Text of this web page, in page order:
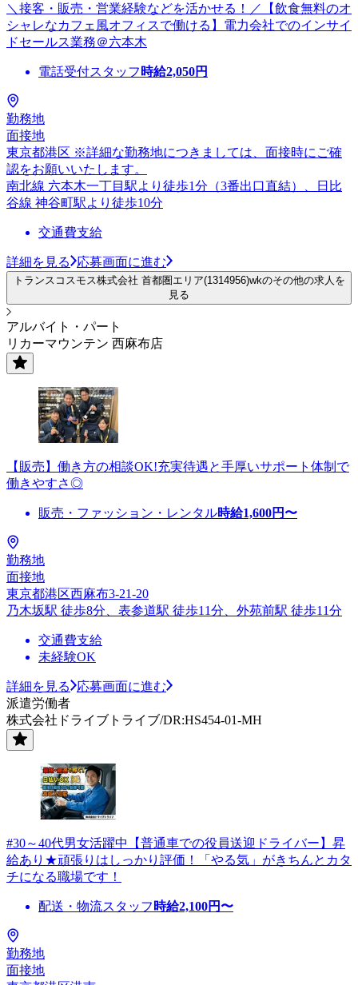
＼接客・販売・営業経験などを活かせる！／【飲食無料のオ
シャレなカフェ風オフィスで働ける】電力会社でのインサイ
ドセールス業務＠六本木
電話受付スタッフ 時給2,050円
勤務地
面接地
東京都港区 ※詳細な勤務地につきましては、面接時にご確
認をお願いいたします。
南北線 六本木一丁目駅より徒歩1分（3番出口直結）、日比
谷線 神谷町駅より徒歩10分
交通費支給
詳細を見る 応募画面に進む
トランスコスモス株式会社 首都圏エリア(1314956)wkのその他の求人を
見る
アルバイト・パート
リカーマウンテン 西麻布店
【販売】働き方の相談OK!充実待遇と手厚いサポート体制で
働きやすさ◎
販売・ファッション・レンタル時給1,600円〜
勤務地
面接地
東京都港区西麻布3-21-20
乃木坂駅 徒歩8分、表参道駅 徒歩11分、外苑前駅 徒歩11分
交通費支給
未経験OK
詳細を見る
応募画面に進む
派遣労働者
株式会社ドライブトライブ/DR:HS454-01-MH
#30～40代男女活躍中【普通車での役員送迎ドライバー】昇
給あり★頑張りはしっかり評価！「やる気」がきちんとカタ
チになる職場です！
配送・物流スタッフ 時給2,100円〜
勤務地
面接地